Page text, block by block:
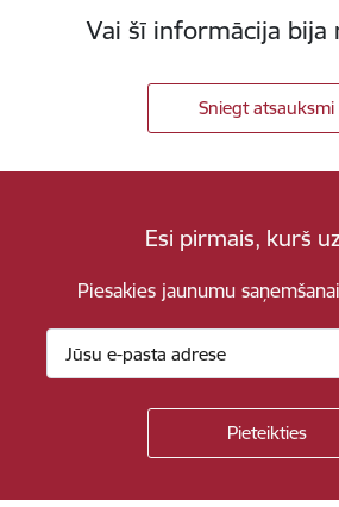
Vai šī informācija bija
Sniegt atsauksmi
Esi pirmais, kurš
Piesakies jaunumu